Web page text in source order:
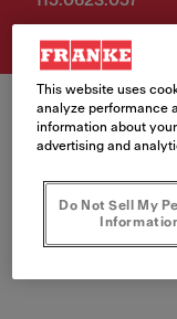
Farbe
Chrom -
This website uses
analyze performance
information about
advertising and
Do Not Sell My